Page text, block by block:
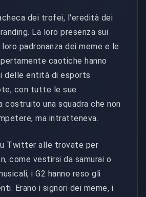
dei trofei, l'eredità dei
La loro presenza sui
padronanza dei meme e le
caotiche hanno
delle entità di esports
con tutte le sue
costruito una squadra che non
ma intratteneva.
Twitter alle trovate per
come vestirsi da samurai o
i G2 hanno reso gli
Erano i signori dei meme, i